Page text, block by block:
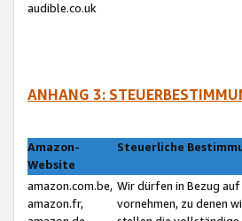
audible.co.uk
ANHANG 3:
Amazon-
Website
Steuerliche
amazon.com.be,
amazon.fr,
Wir dürfen in Bezug
vornehmen, zu denen